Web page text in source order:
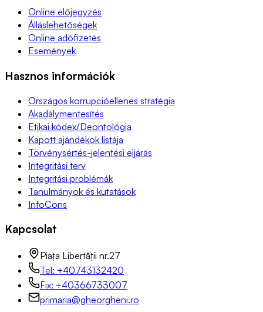
Online előjegyzés
Álláslehetőségek
Online adófizetés
Események
Hasznos információk
Országos korrupcióellenes stratégia
Akadálymentesítés
Etikai kódex/Deontológia
Kapott ajándékok listája
Törvénysértés-jelentési eljárás
Integritási terv
Integritási problémák
Tanulmányok és kutatások
InfoCons
Kapcsolat
Piața Libertății nr.27
Tel: +40743132420
Fix: +40366733007
primaria@gheorgheni.ro